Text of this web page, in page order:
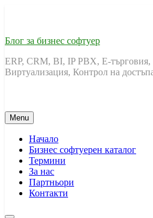
Блог за бизнес софтуер
ERP, CRM, BI, IP PBX, Е-търговия,
Виртуализация, Контрол на
Menu
Начало
Бизнес софтуерен каталог
Термини
За нас
Партньори
Контакти